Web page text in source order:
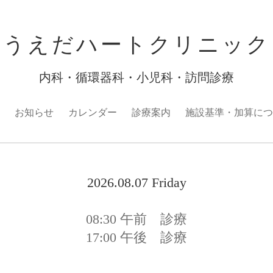
うえだハートクリニック
内科・循環器科・小児科・訪問診療
お知らせ カレンダー 診療案内 施設基準・加算に
2026.08.07 Friday
08:30 午前 診療
17:00 午後 診療